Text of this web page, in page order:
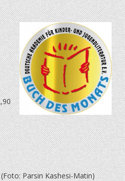
Parsin Kashesi-Matin)